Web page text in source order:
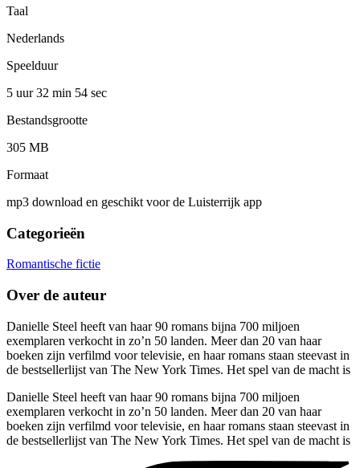
Taal
Nederlands
Speelduur
5 uur 32 min 54 sec
Bestandsgrootte
305 MB
Formaat
mp3 download en geschikt voor de Luisterrijk app
Categorieën
Romantische fictie
Over de auteur
Danielle Steel heeft van haar 90 romans bijna 700 miljoen
exemplaren verkocht in zo’n 50 landen. Meer dan 20 van haar
boeken zijn verfilmd voor televisie, en haar romans staan steevast in
de bestsellerlijst van The New York Times. Het spel van de macht is
Danielle Steel heeft van haar 90 romans bijna 700 miljoen
exemplaren verkocht in zo’n 50 landen. Meer dan 20 van haar
boeken zijn verfilmd voor televisie, en haar romans staan steevast in
de bestsellerlijst van The New York Times. Het spel van de macht is